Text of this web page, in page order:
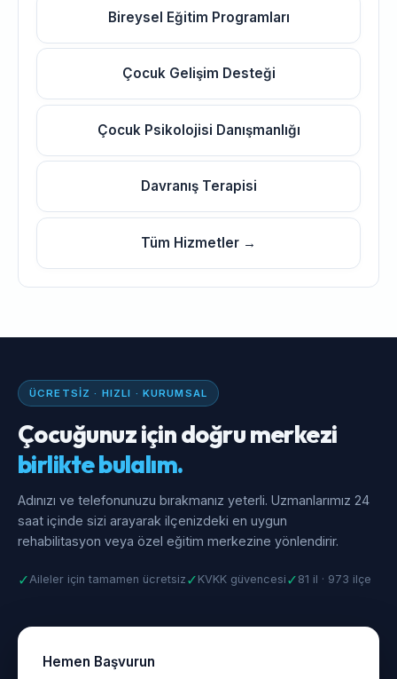
Bireysel Eğitim Programları
Çocuk Gelişim Desteği
Çocuk Psikolojisi Danışmanlığı
Davranış Terapisi
Tüm Hizmetler →
ÜCRETSIZ · HIZLI · KURUMSAL
Çocuğunuz için doğru merkezi
birlikte bulalım.
Adınızı ve telefonunuzu bırakmanız yeterli. Uzmanlarımız 24
saat içinde sizi arayarak ilçenizdeki en uygun
rehabilitasyon veya özel eğitim merkezine yönlendirir.
✓Aileler için tamamen ücretsiz ✓ KVKK güvencesi ✓ 81 il · 973 ilçe
Hemen Başvurun